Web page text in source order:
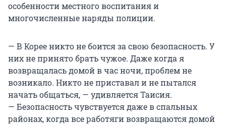
особенности местного воспитания и
многочисленные наряды полиции.
— В Корее никто не боится за свою безопасность. У
них не принято брать чужое. Даже когда я
возвращалась домой в час ночи, проблем не
возникало. Никто не приставал и не пытался
начать общаться, — удивляется Таисия.
— Безопасность чувствуется даже в спальных
районах, когда все работяги возвращаются домой